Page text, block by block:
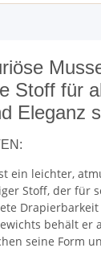
Stoff für
Eleganz
ein leichter,
Stoff, der für
behält er
seine Form